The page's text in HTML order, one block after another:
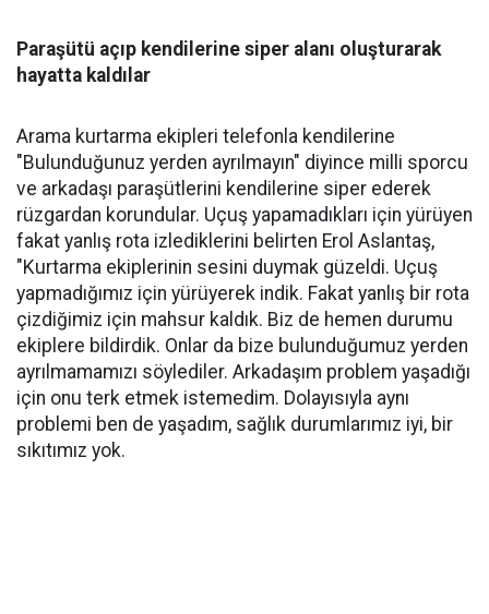
Paraşütü açıp kendilerine siper alanı oluşturarak
hayatta kaldılar
Arama kurtarma ekipleri telefonla kendilerine
"Bulunduğunuz yerden ayrılmayın" diyince milli sporcu
ve arkadaşı paraşütlerini kendilerine siper ederek
rüzgardan korundular. Uçuş yapamadıkları için yürüyen
fakat yanlış rota izlediklerini belirten Erol Aslantaş,
"Kurtarma ekiplerinin sesini duymak güzeldi. Uçuş
yapmadığımız için yürüyerek indik. Fakat yanlış bir rota
çizdiğimiz için mahsur kaldık. Biz de hemen durumu
ekiplere bildirdik. Onlar da bize bulunduğumuz yerden
ayrılmamamızı söylediler. Arkadaşım problem yaşadığı
için onu terk etmek istemedim. Dolayısıyla aynı
problemi ben de yaşadım, sağlık durumlarımız iyi, bir
sıkıtımız yok.